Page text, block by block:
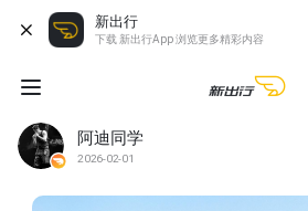
新出行
下载 新出行App 浏览更多精彩内容
阿迪同学
2026-02-01